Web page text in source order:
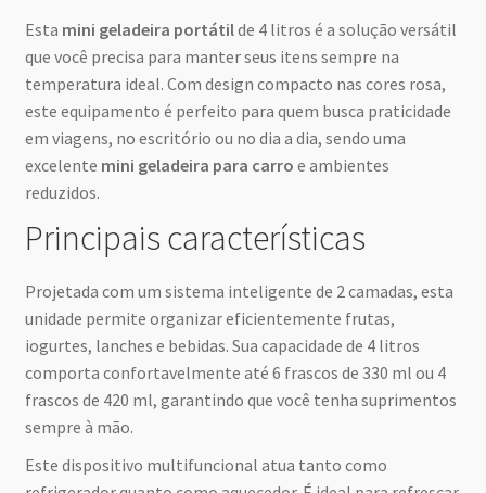
Esta mini geladeira portátilde 4 litros é a solução versátil
que você precisa para manter seus itens sempre na
temperatura ideal. Com design compacto nas cores rosa,
este equipamento é perfeito para quem busca praticidade
em viagens, no escritório ou no dia a dia, sendo uma
excelente mini geladeira para carro e ambientes
reduzidos.
Principais características
Projetada com um sistema inteligente de 2 camadas, esta
unidade permite organizar eficientemente frutas,
iogurtes, lanches e bebidas. Sua capacidade de 4 litros
comporta confortavelmente até 6 frascos de 330 ml ou 4
frascos de 420 ml, garantindo que você tenha suprimentos
sempre à mão.
Este dispositivo multifuncional atua tanto como